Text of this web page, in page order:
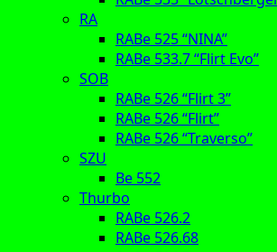
RA
RABe 525 “NINA”
RABe 533.7 “Flirt Evo”
SOB
RABe 526 “Flirt 3”
RABe 526 “Flirt”
RABe 526 “Traverso”
SZU
Be 552
Thurbo
RABe 526.2
RABe 526.68